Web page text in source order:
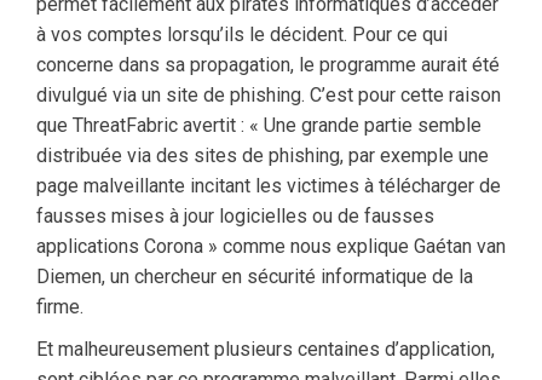
à vos comptes lorsqu’ils le décident. Pour ce qui
concerne dans sa propagation, le programme aurait été
divulgué via un site de phishing. C’est pour cette raison
que ThreatFabric avertit : « Une grande partie semble
distribuée via des sites de phishing, par exemple une
page malveillante incitant les victimes à télécharger de
fausses mises à jour logicielles ou de fausses
applications Corona » comme nous explique Gaétan van
Diemen, un chercheur en sécurité informatique de la
firme.
Et malheureusement plusieurs centaines d’application,